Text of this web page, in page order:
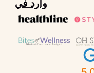
وارد في